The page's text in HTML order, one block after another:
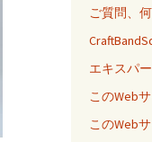
ご質問、
エキスパ
このWeb
このWeb